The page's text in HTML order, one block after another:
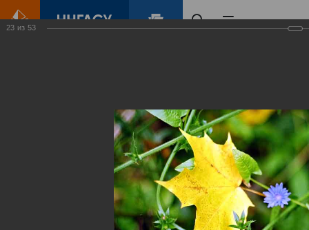
Виртуальные
выставки
(фотоальбомы)
23 из 53